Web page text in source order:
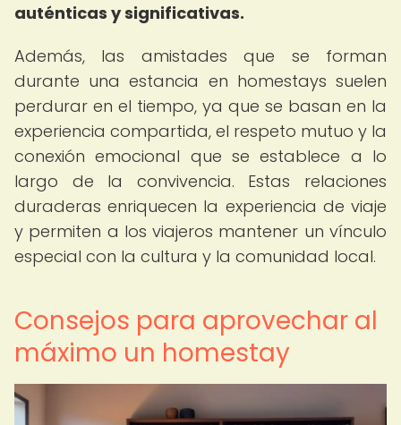
auténticas y significativas.
Además, las amistades que se forman
durante una estancia en homestays suelen
perdurar en el tiempo, ya que se basan en la
experiencia compartida, el respeto mutuo y la
conexión emocional que se establece a lo
largo de la convivencia. Estas relaciones
duraderas enriquecen la experiencia de viaje
y permiten a los viajeros mantener un vínculo
especial con la cultura y la comunidad local.
Consejos para aprovechar al
máximo un homestay